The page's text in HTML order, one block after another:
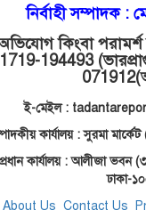
যন্ত্র
নির্বাহী সম্পাদক
কিংবা
194493
071912
ই-মেইল :
কার্যালয় : সুরমা
প্রধান কার্যালয় : আলীজা ভবন
ঢাকা-
About Us Contact Us